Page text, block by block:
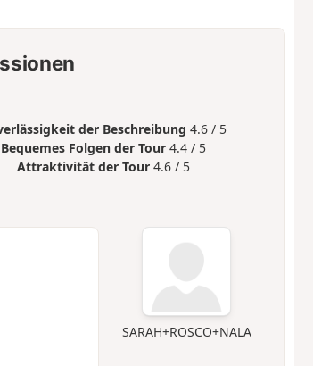
der Beschreibung 4.6 / 5
Bequemes Folgen der Tour 4.4 / 5
Attraktivität der Tour 4.6 / 5
SARAH+ROSCO+NALA